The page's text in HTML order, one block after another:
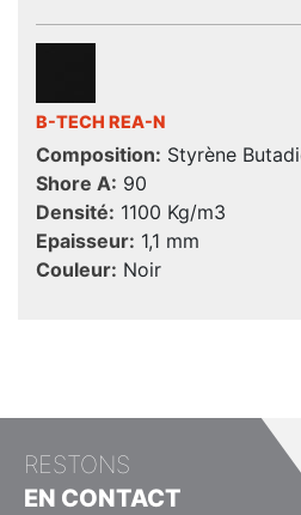
B-TECH REA-N
Composition: Styrène
Shore A: 90
Densité: 1100 Kg/m3
Epaisseur: 1,1 mm
Couleur: Noir
RESTONS
EN CONTACT